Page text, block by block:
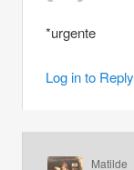
*urgente
Log in to Reply
Matilde